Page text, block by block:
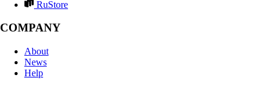
RuStore
COMPANY
About
News
Help